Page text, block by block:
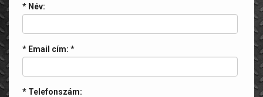
* Név:
* Email cím: *
* Telefonszám: